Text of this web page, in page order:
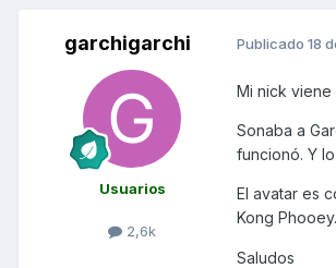
garchigarchi
Usuarios
2,6k
Publicado 18
Mi nick viene
Sonaba a
funcionó. Y
El avatar es
Kong Phooey.
Saludos